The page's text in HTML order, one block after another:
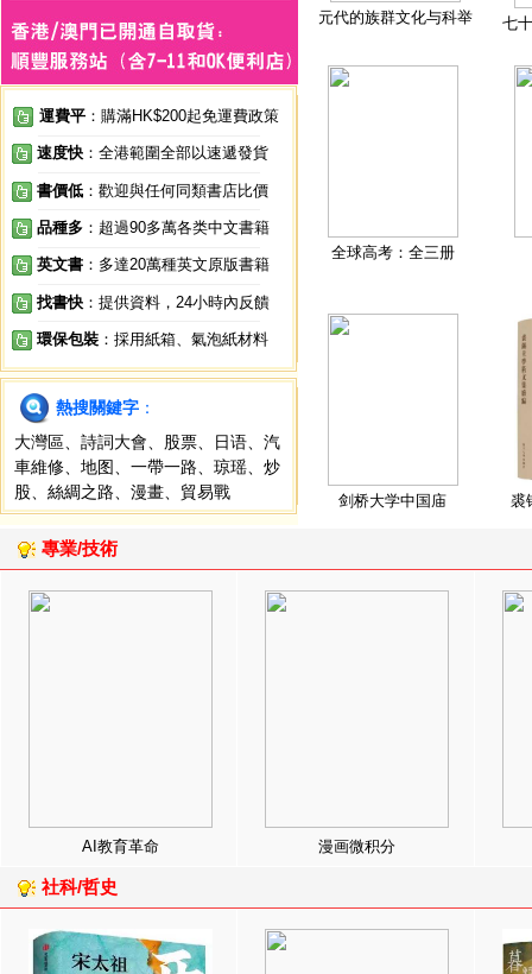
運費平 ：購滿HK$200起免運費政策
速度快 ：全港範圍全部以速遞發貨
書價低 ：歡迎與任何同類書店比價
品種多 ：超過90多萬各类中文書籍
英文書 ：多達20萬種英文原版書籍
找書快 ：提供資料，24小時內反饋
環保包裝 ：採用紙箱、氣泡紙材料
熱搜關鍵字 ：
大灣區
詩詞大會 股票 日语
汽
車維修
地图 一帶一路 琼瑶
炒
股
絲綢之路 漫畫 貿易戰
元代的族群文化与科举 七
全球高考：全三册
剑桥大学中国庙 裘
專業/技術
AI教育革命 漫画微积分
社科/哲史